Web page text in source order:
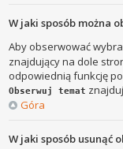
W jaki sposób można
Aby obserwować
znajdujący na dole
odpowiednią funkcję
Obserwuj temat
Góra
W jaki sposób usunąć